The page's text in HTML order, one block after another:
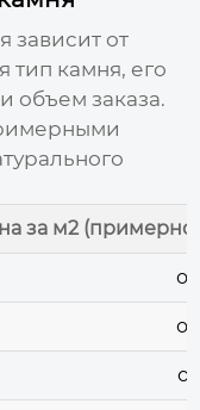
зависит от
тип камня, его
объем заказа.
за м2 (примерно)